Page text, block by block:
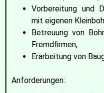
Vorbereitung und
mit eigenen
Betreuung von
Fremdfirmen,
Erarbeitung von
Anforderungen: